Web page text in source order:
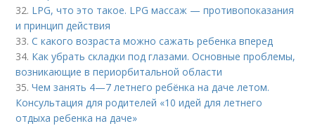
32. LPG, что это такое. LPG массаж — противопоказания
и принцип действия
33.С какого возраста можно сажать ребенка вперед
34. Как убрать складки под глазами. Основные проблемы,
возникающие в периорбитальной области
35.Чем занять 4—7 летнего ребёнка на даче летом.
Консультация для родителей «10 идей для летнего
отдыха ребенка на даче»